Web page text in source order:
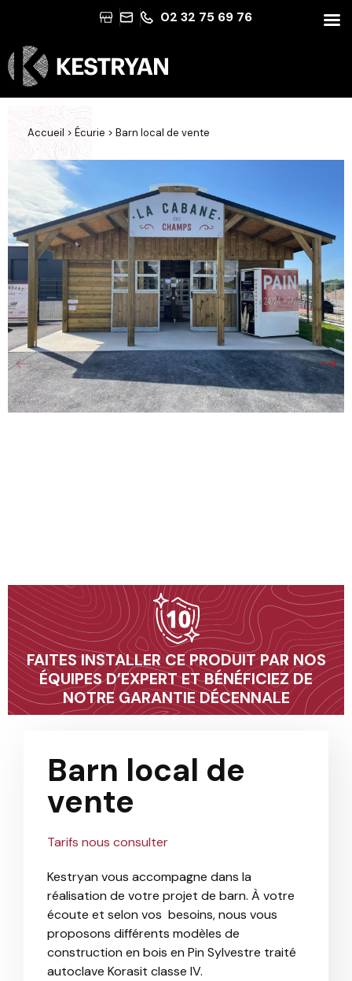
02 32 75 69 76
Accueil>Écurie > Barn local de vente
10
FAITES INSTALLER CE PRODUIT PAR NOS
ÉQUIPES D’EXPERT ET BÉNÉFICIEZ DE
NOTRE GARANTIE DÉCENNALE
Barn local de
vente
Tarifs nous consulter
Kestryan vous accompagne dans la
réalisation de votre projet de barn. À votre
écoute et selon vos besoins, nous vous
proposons différents modèles de
construction en bois en Pin Sylvestre traité
autoclave Korasit classe IV.